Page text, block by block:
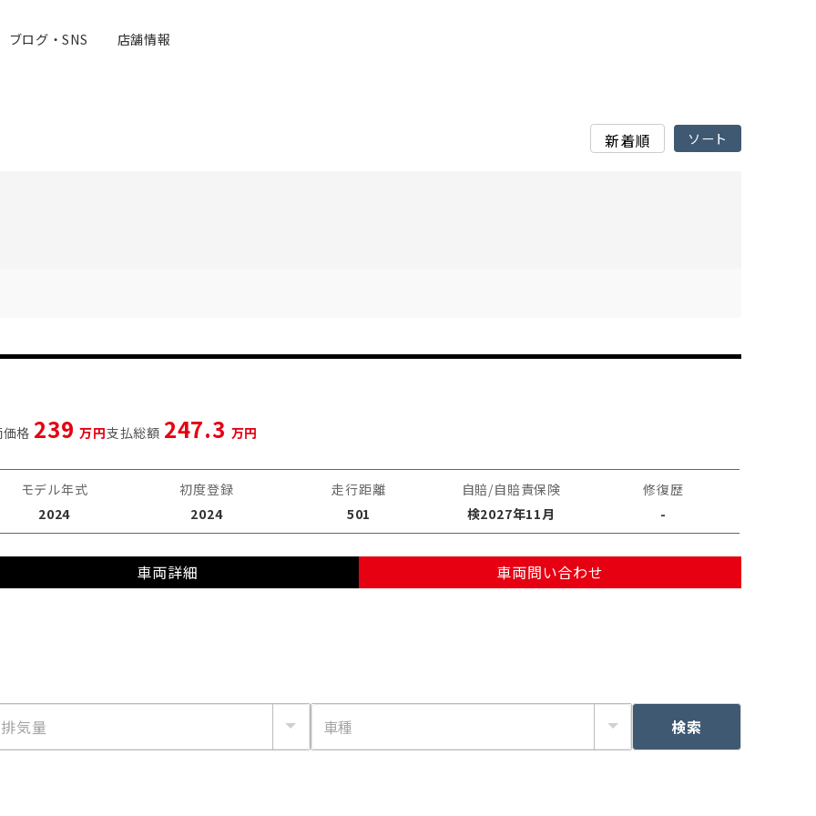
ブログ・SNS 店舗情報
格 239万円支払総額 247.3 万円
モデル年式
2024
初度登録
2024
走行距離
501
自賠/自賠責保険
検2027年11月
修復歴
-
車両詳細 車両問い合わせ
検索